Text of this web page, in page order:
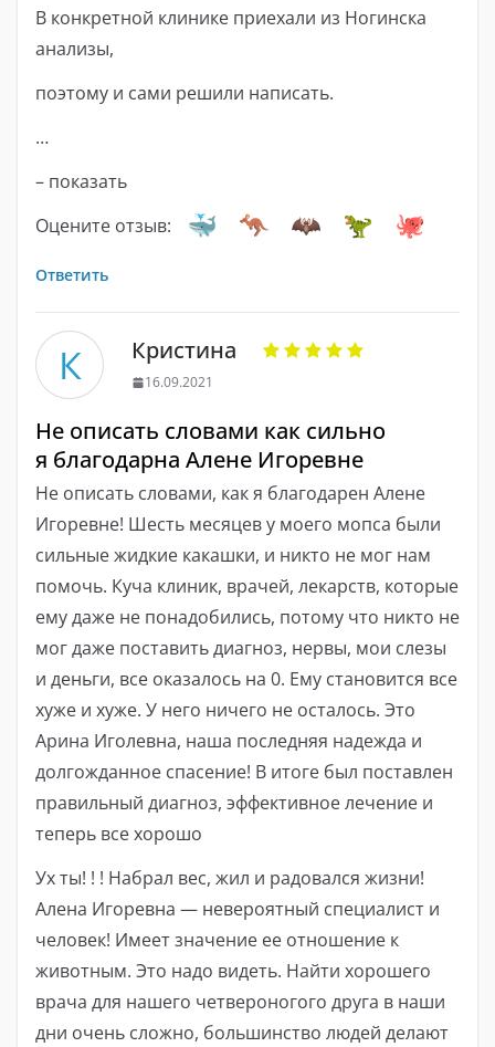
В конкретной клинике приехали из Ногинска
анализы,
поэтому и сами решили написать.
…
– показать
Оцените отзыв:
Ответить
К Кристина
16.09.2021
Не описать словами как сильно
я благодарна Алене Игоревне
Не описать словами, как я благодарен Алене
Игоревне! Шесть месяцев у моего мопса были
сильные жидкие какашки, и никто не мог нам
помочь. Куча клиник, врачей, лекарств, которые
ему даже не понадобились, потому что никто не
мог даже поставить диагноз, нервы, мои слезы
и деньги, все оказалось на 0. Ему становится все
хуже и хуже. У него ничего не осталось. Это
Арина Иголевна, наша последняя надежда и
долгожданное спасение! В итоге был поставлен
правильный диагноз, эффективное лечение и
теперь все хорошо
Ух ты! ! ! Набрал вес, жил и радовался жизни!
Алена Игоревна — невероятный специалист и
человек! Имеет значение ее отношение к
животным. Это надо видеть. Найти хорошего
врача для нашего четвероногого друга в наши
дни очень сложно, большинство людей делают